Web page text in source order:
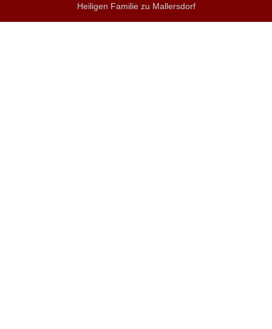
Heiligen Familie zu Mallersdorf